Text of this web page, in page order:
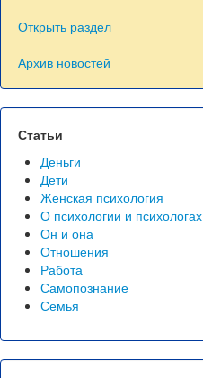
Открыть раздел
Архив новостей
Статьи
Деньги
Дети
Женская психология
О психологии и психологах
Он и она
Отношения
Работа
Самопознание
Семья